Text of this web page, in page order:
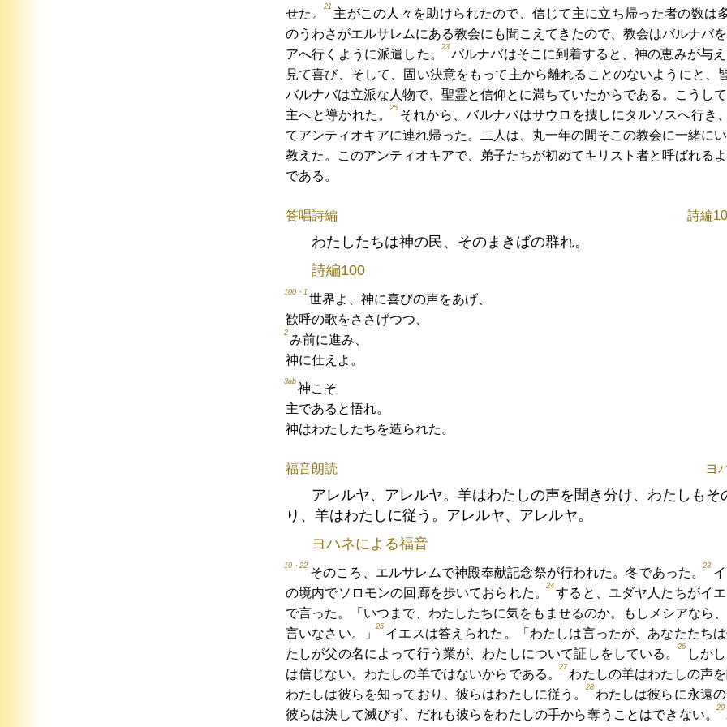
せた。
21
主がこの人々を助けられたので、信じて主に立ち帰った者の数は
のうわさがエルサレムにある教会にも聞こえてきたので、教会はバルナバ
アへ行くように派遣した。
23
バルナバはそこに到着すると、神の恵みが与
見て喜び、そして、固い決意をもって主から離れることのないようにと、
バルナバは立派な人物で、聖霊と信仰とに満ちていたからである。こうし
主へと導かれた。
25
それから、バルナバはサウロを捜しにタルソスへ行き
てアンティオキアに連れ帰った。二人は、丸一年の間そこの教会に一緒に
教えた。このアンティオキアで、弟子たちが初めてキリスト者と呼ばれる
である。
答唱詩編 詩編
わたしたちは神の民、そのまきばの群れ。
詩編100
100・1
世界よ、神に喜びの声をあげ、
歓呼の歌をささげつつ、
2
み前に進み、
神に仕えよ。
3ab
神こそ
主であると悟れ。
神はわたしたちを造られた。
福音朗読 ヨ
アレルヤ、アレルヤ。羊はわたしの声を聞き分け、わたしもそ
り、羊はわたしに従う。アレルヤ、アレルヤ。
ヨハネによる福音
10・22
そのころ、エルサレムで神殿奉献記念祭が行われた。冬であった。
23
の境内でソロモンの回廊を歩いておられた。
24
すると、ユダヤ人たちがイ
で言った。「いつまで、わたしたちに気をもませるのか。もしメシアなら
言いなさい。」
25
イエスは答えられた。「わたしは言ったが、あなたたち
たしが父の名によって行う業が、わたしについて証しをしている。
26
しか
は信じない。わたしの羊ではないからである。
27
わたしの羊はわたしの声
わたしは彼らを知っており、彼らはわたしに従う。
28
わたしは彼らに永遠
彼らは決して滅びず、だれも彼らをわたしの手から奪うことはできない。
29